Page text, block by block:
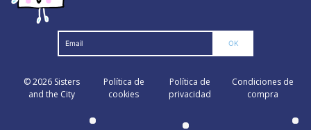
© 2026 Sisters
and the City
Política de
cookies
Política de
privacidad
Condiciones de
compra